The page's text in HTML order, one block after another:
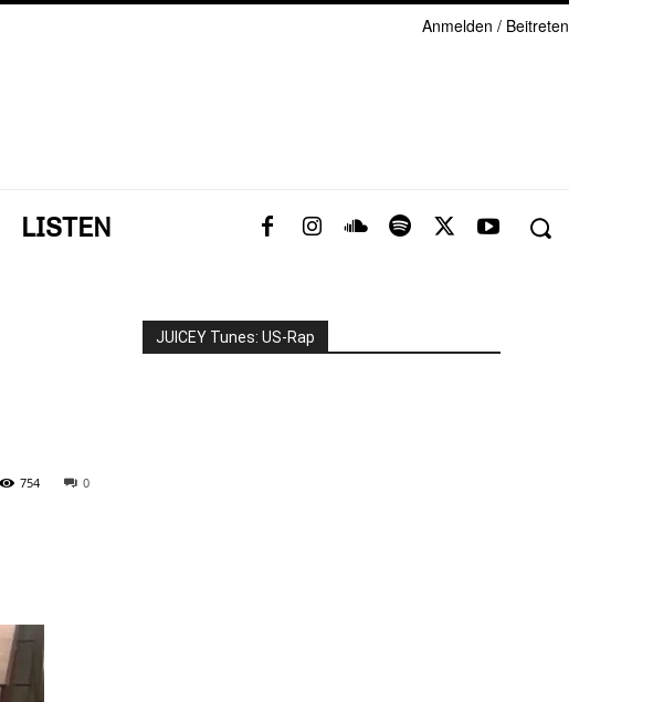
Anmelden / Beitreten
LISTEN
0
754
JUICEY Tunes: US-Rap